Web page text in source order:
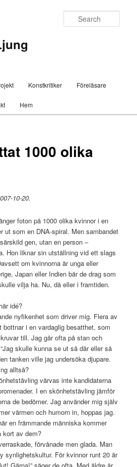
Konstkritiker Föreläsare
Hem
1000 olika
10-20.
foton på 1000 olika kvinnor i en
ut som en DNA-spiral. Men sambandet
gen, utan en person –
Hon liknar sin utställning vid ett slags
om kvinnorna är unga eller
Japan eller Indien bär de drag som
vilja ha. Nu, då eller i framtiden.
idé?
nyfikenhet som driver mig. Flera av
bottnar i en vardaglig besatthet, som
till. Jag går ofta på stan och
skulle kunna se ut så där eller så
tanken ville jag undersöka djupare.
alltså?
värvas inte kandidaterna
I en skönhetstävling jämför
de bedömer. Jag använder mig själv
värmen och humorn in, hoppas jag.
en främmande människa kommer
kort av dem?
förvånade men glada. Man
synlighetskultur. För kvinnor runt 20 är